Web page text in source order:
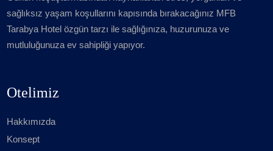
sağlıksız yaşam koşullarını kapısında bırakacağınız MFB
Tarabya Hotel özgün tarzı ile sağlığınıza, huzurunuza ve
mutluluğunuza ev sahipliği yapıyor.
Otelimiz
Hakkımızda
Konsept